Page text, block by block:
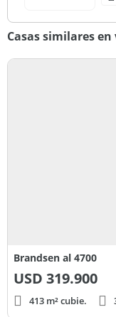
Casas similares
Brandsen al 4700
USD 319.900
413 m² cubie.